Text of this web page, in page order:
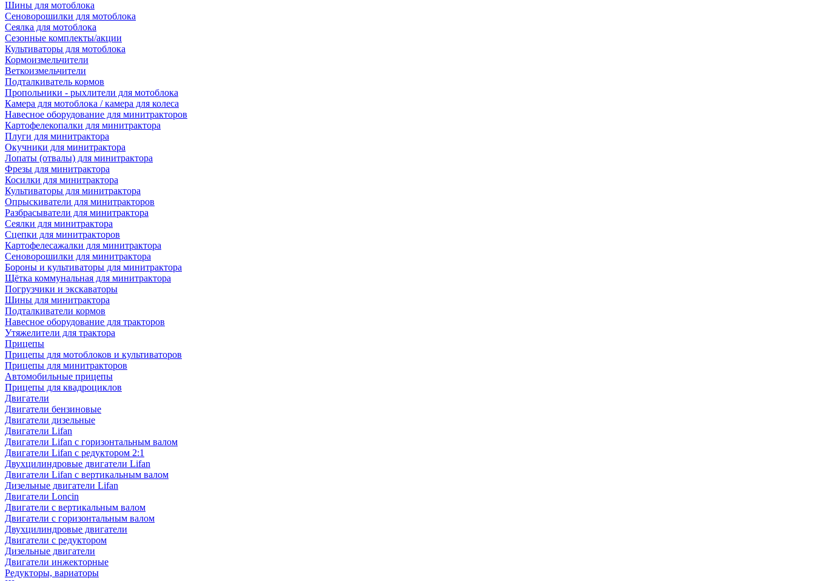
Шины для мотоблока
Сеноворошилки для мотоблока
Сеялка для мотоблока
Сезонные комплекты/акции
Культиваторы для мотоблока
Кормоизмельчители
Веткоизмельчители
Подталкиватель кормов
Пропольники - рыхлители для мотоблока
Камера для мотоблока / камера для колеса
Навесное оборудование для минитракторов
Картофелекопалки для минитрактора
Плуги для минитрактора
Окучники для минитрактора
Лопаты (отвалы) для минитрактора
Фрезы для минитрактора
Косилки для минитрактора
Культиваторы для минитрактора
Опрыскиватели для минитракторов
Разбрасыватели для минитрактора
Сеялки для минитрактора
Сцепки для минитракторов
Картофелесажалки для минитрактора
Сеноворошилки для минитрактора
Бороны и культиваторы для минитрактора
Щётка коммунальная для минитрактора
Погрузчики и экскаваторы
Шины для минитрактора
Подталкиватели кормов
Навесное оборудование для тракторов
Утяжелители для трактора
Прицепы
Прицепы для мотоблоков и культиваторов
Прицепы для минитракторов
Автомобильные прицепы
Прицепы для квадроциклов
Двигатели
Двигатели бензиновые
Двигатели дизельные
Двигатели Lifan
Двигатели Lifan с горизонтальным валом
Двигатели Lifan с редуктором 2:1
Двухцилиндровые двигатели Lifan
Двигатели Lifan с вертикальным валом
Дизельные двигатели Lifan
Двигатели Loncin
Двигатели с вертикальным валом
Двигатели с горизонтальным валом
Двухцилиндровые двигатели
Двигатели с редуктором
Дизельные двигатели
Двигатели инжекторные
Редукторы, вариаторы